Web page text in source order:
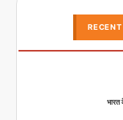
भारत